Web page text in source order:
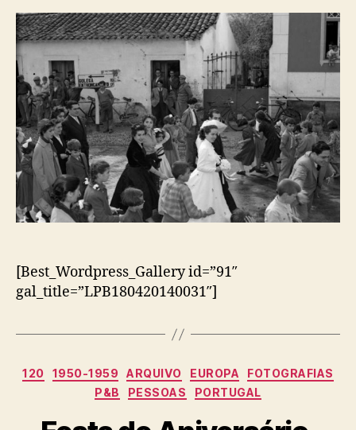
[Best_Wordpress_Gallery id=”91″
gal_title=”LPB180420140031″]
Categorias
120 1950-1959 ARQUIVO EUROPA
FOTOGRAFIAS
P&B
PESSOAS PORTUGAL